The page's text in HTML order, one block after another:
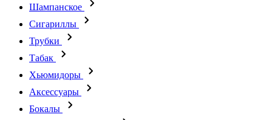
Шампанское
Сигариллы
Трубки
Табак
Хьюмидоры
Аксессуары
Бокалы